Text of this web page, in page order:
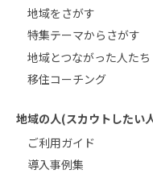
地域をさがす
特集テーマからさがす
地域とつながった人たち
移住コーチング
地域の人(スカウトしたい
ご利用ガイド
導入事例集